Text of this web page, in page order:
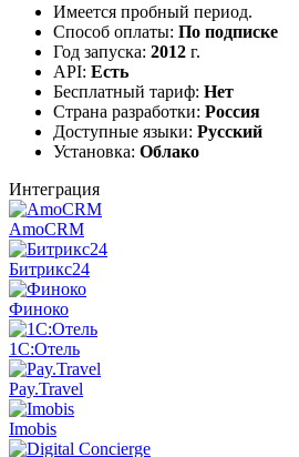
Имеется пробный период.
Способ оплаты: По подписке
Год запуска: 2012 г.
API: Есть
Бесплатный тариф: Нет
Страна разработки: Россия
Доступные языки: Русский
Установка: Облако
Интеграция
AmoCRM
Битрикс24
Финоко
1C:Отель
Pay.Travel
Imobis